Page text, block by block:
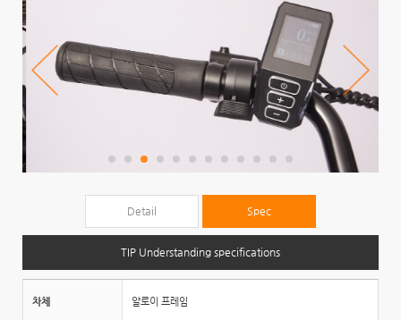
Detail Spec
TIP Understanding specifications
차체 알로이 프레임